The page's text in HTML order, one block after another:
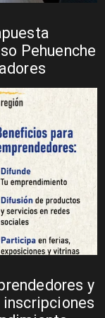
Pehuenche
y
inscripciones